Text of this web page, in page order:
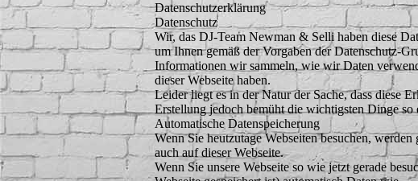
Datenschutzerklärung
Datenschutz
Wir, das DJ-Team Newman & Selli haben diese
um Ihnen gemäß der Vorgaben der Datenschutz-
Informationen wir sammeln, wie wir Daten
dieser Webseite haben.
Leider liegt es in der Natur der Sache, dass diese
Erstellung jedoch bemüht die wichtigsten Dinge
Automatische Datenspeicherung
Wenn Sie heutzutage Webseiten besuchen,
auch auf dieser Webseite.
Wenn Sie unsere Webseite so wie jetzt gerade